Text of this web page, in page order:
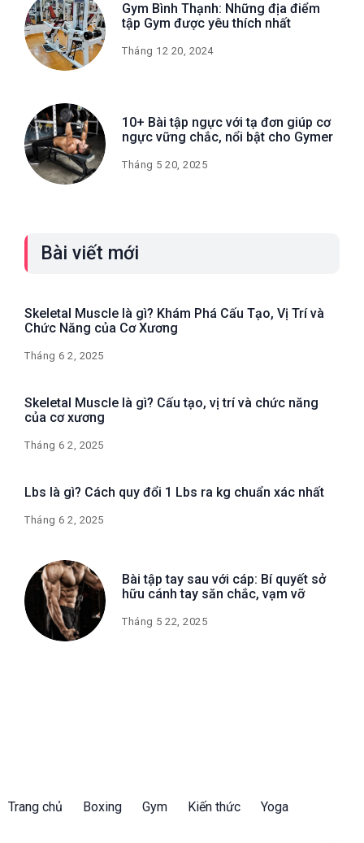
Gym Bình Thạnh: Những địa điểm
tập Gym được yêu thích nhất
Tháng 12 20, 2024
10+ Bài tập ngực với tạ đơn giúp cơ
ngực vững chắc, nổi bật cho Gymer
Tháng 5 20, 2025
Bài viết mới
Skeletal Muscle là gì? Khám Phá Cấu Tạo, Vị Trí và
Chức Năng của Cơ Xương
Tháng 6 2, 2025
Skeletal Muscle là gì? Cấu tạo, vị trí và chức năng
của cơ xương
Tháng 6 2, 2025
Lbs là gì? Cách quy đổi 1 Lbs ra kg chuẩn xác nhất
Tháng 6 2, 2025
Bài tập tay sau với cáp: Bí quyết sở
hữu cánh tay săn chắc, vạm vỡ
Tháng 5 22, 2025
Trang chủ Boxing Gym Kiến thức Yoga